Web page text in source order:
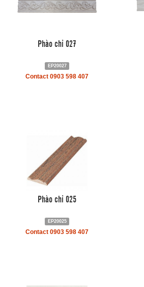
Phào chỉ 027
EP20027
Contact 0903 598 407
Phào chỉ 025
EP20025
Contact 0903 598 407